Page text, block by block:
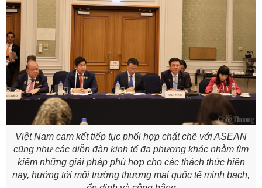
Việt Nam cam kết tiếp tục phối hợp chặt chẽ với ASEAN
cũng như các diễn đàn kinh tế đa phương khác nhằm tìm
kiếm những giải pháp phù hợp cho các thách thức hiện
nay, hướng tới môi trường thương mại quốc tế minh bạch,